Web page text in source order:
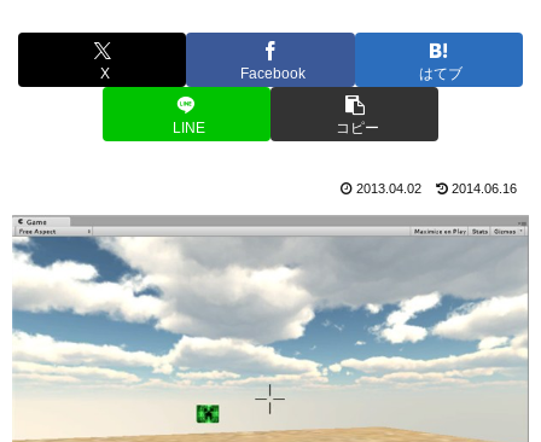
X Facebook はてブ
LINE コピー
2013.04.02 2014.06.16